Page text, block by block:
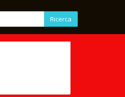
Ricerca